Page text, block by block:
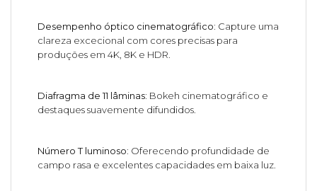
Desempenho óptico cinematográfico: Capture uma
clareza excecional com cores precisas para
produções em 4K, 8K e HDR.
Diafragma de 11 lâminas: Bokeh cinematográfico e
destaques suavemente difundidos.
Número T luminoso: Oferecendo profundidade de
campo rasa e excelentes capacidades em baixa luz.